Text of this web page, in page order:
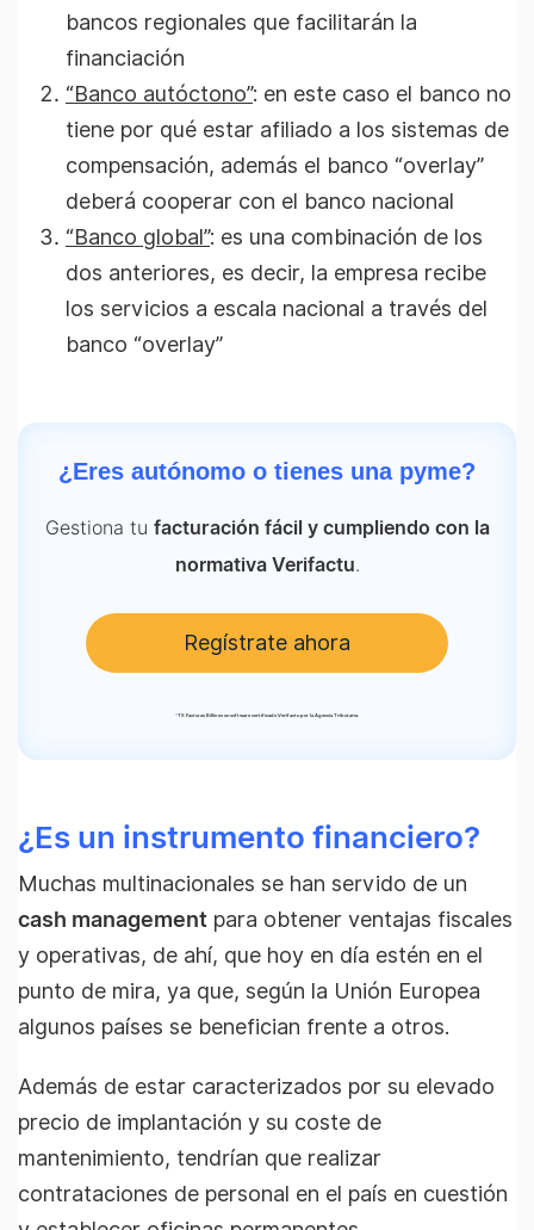
bancos regionales que facilitarán la
financiación
“Banco autóctono”: en este caso el banco no
tiene por qué estar afiliado a los sistemas de
compensación, además el banco “overlay”
deberá cooperar con el banco nacional
“Banco global”: es una combinación de los
dos anteriores, es decir, la empresa recibe
los servicios a escala nacional a través del
banco “overlay”
¿Eres autónomo o tienes una pyme?
Gestiona tu facturación fácil y cumpliendo con la
normativa Verifactu.
Regístrate ahora
*TS Facturas Billin es un software certificado Verifactu por la Agencia Tributaria.
¿Es un instrumento financiero?
Muchas multinacionales se han servido de un
cash management para obtener ventajas fiscales
y operativas, de ahí, que hoy en día estén en el
punto de mira, ya que, según la Unión Europea
algunos países se benefician frente a otros.
Además de estar caracterizados por su elevado
precio de implantación y su coste de
mantenimiento, tendrían que realizar
contrataciones de personal en el país en cuestión